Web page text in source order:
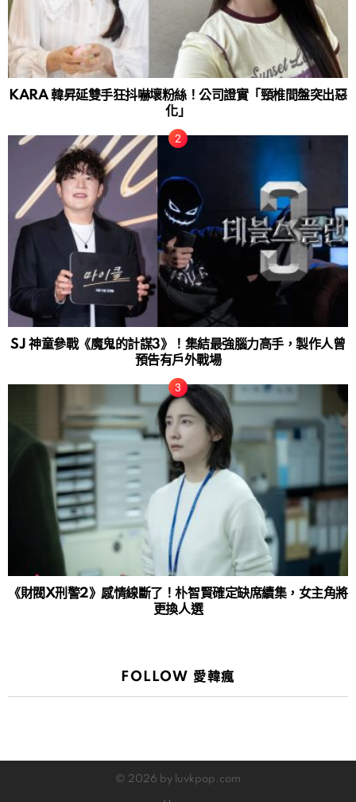
KARA 韓昇延雙手狂抖嚇壞粉絲！公司證實「頸椎間盤突出惡
化」
SJ 神童參戰《魔鬼的計謀3》！集結最強腦力高手，製作人曾
預告有戶外戰場
《財閥X刑警2》感情線斷了！朴智賢確定缺席續集，女主角將
更換人選
FOLLOW 愛韓瘋
© 2026 by luvkpop.com